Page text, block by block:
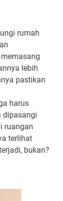
rumah
lebih
pastikan
harus
dipasangi
ruangan
terlihat
bukan?